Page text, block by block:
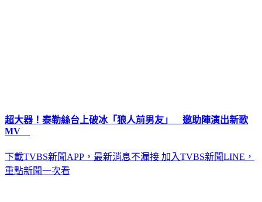
超大器！泰勒絲台上破冰「狼人前男友」 邀助陣演出新歌
MV
下載TVBS新聞APP，最新消息不漏接 加入TVBS新聞LINE，
重點新聞一次看